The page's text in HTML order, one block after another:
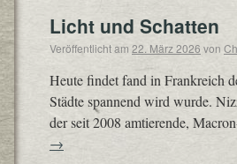
Licht und Schatten
Veröffentlicht am 22. März 2026 von
Heute findet fand in Frankreich
Städte spannend wird wurde.
der seit 2008 amtierende,
→